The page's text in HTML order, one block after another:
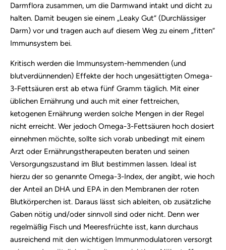
Darmflora zusammen, um die Darmwand intakt und dicht zu
halten. Damit beugen sie einem „Leaky Gut“ (Durchlässiger
Darm) vor und tragen auch auf diesem Weg zu einem „fitten“
Immunsystem bei.
Kritisch werden die Immunsystem-hemmenden (und
blutverdünnenden) Effekte der hoch ungesättigten Omega-
3-Fettsäuren erst ab etwa fünf Gramm täglich. Mit einer
üblichen Ernährung und auch mit einer fettreichen,
ketogenen Ernährung werden solche Mengen in der Regel
nicht erreicht. Wer jedoch Omega-3-Fettsäuren hoch dosiert
einnehmen möchte, sollte sich vorab unbedingt mit einem
Arzt oder Ernährungstherapeuten beraten und seinen
Versorgungszustand im Blut bestimmen lassen. Ideal ist
hierzu der so genannte Omega-3-Index, der angibt, wie hoch
der Anteil an DHA und EPA in den Membranen der roten
Blutkörperchen ist. Daraus lässt sich ableiten, ob zusätzliche
Gaben nötig und/oder sinnvoll sind oder nicht. Denn wer
regelmäßig Fisch und Meeresfrüchte isst, kann durchaus
ausreichend mit den wichtigen Immunmodulatoren versorgt